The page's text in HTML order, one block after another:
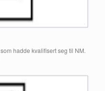
hadde kvalifisert seg til NM.